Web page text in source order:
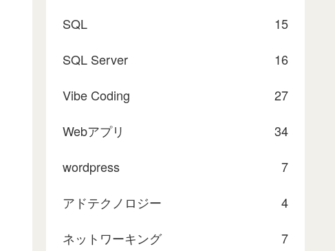
SQL
15
SQL Server
16
Vibe Coding
27
Webアプリ
34
wordpress
7
アドテクノロジー
4
ネットワーキング
7